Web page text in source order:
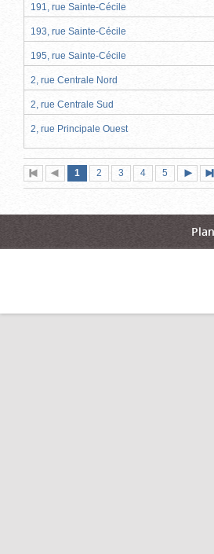
191, rue Sainte-Cécile
193, rue Sainte-Cécile
195, rue Sainte-Cécile
2, rue Centrale Nord
2, rue Centrale Sud
2, rue Principale Ouest
Première
page
Page
précédente
Page
1 (page
actuelle)
Page
2 Page
3 Page
4 Page
5